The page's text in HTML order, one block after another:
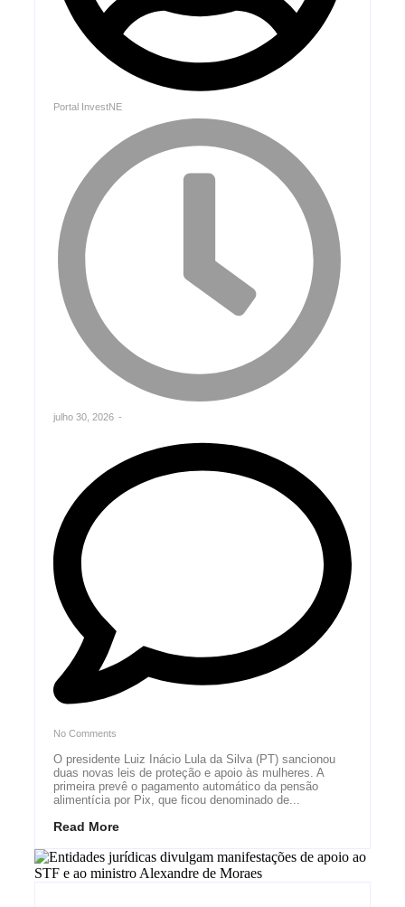
Portal InvestNE
julho 30, 2026 -
No Comments
O presidente Luiz Inácio Lula da Silva (PT) sancionou
duas novas leis de proteção e apoio às mulheres. A
primeira prevê o pagamento automático da pensão
alimentícia por Pix, que ficou denominado de...
Read More